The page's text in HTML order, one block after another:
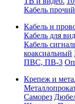
Кабель прочий
Кабель и
Кабель для
Кабель
коаксиальный
ПВС, ПВ-3
Крепеж и
Саморез